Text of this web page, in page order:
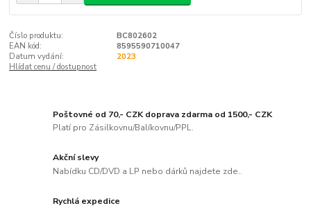
Číslo produktu:
BC802602
EAN kód:
8595590710047
Datum vydání:
2023
Hlídat cenu / dostupnost
Poštovné od 70,- CZK doprava zdarma od 1500,- CZK
Platí pro Zásilkovnu/Balíkovnu/PPL.
Akční slevy
Nabídku CD/DVD a LP nebo dárků najdete zde..
Rychlá expedice